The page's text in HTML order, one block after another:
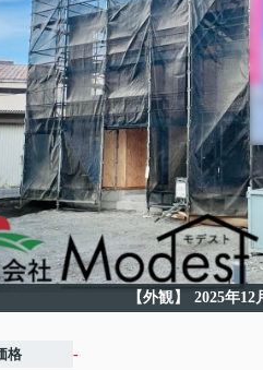
【外観】 2025年
格 -